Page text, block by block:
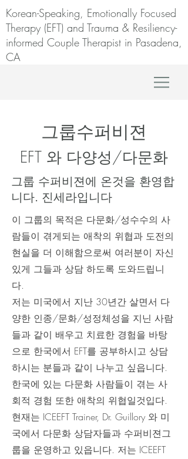
Korean-Speaking, Emotionally Focused
Therapy (EFT) and Trauma & Resiliency-
informed Couple Therapist in Pasadena,
CA
​그룹수퍼비젼
EFT 와 다양성/다문화
그룹 수퍼비젼에 온것을 환영합
니다. 진세라입니다
이 그룹의 목적은 다문화/성수수의 사
람들이 겪게되는 애착의 위협과 도전의
현실을 더 이해함으로써 여러분이 자신
있게 그들과 상담 하도록 도와드립니
다.
저는 미국에서 지난 30년간 살면서 다
양한 인종/문화/성정체성을 지닌 사람
들과 같이 배우고 치료한 경험을 바탕
으로 한국에서 EFT를 공부하시고 상담
하시는 분들과 같이 나누고 싶읍니다.
한국에 있는 다문화 사람들이 겪는 사
회적 경험 또한 애착의 위협일것입다.
현재는 ICEEFT Trainer, Dr. Guillory 와 미
국에서 다문화 상담자들과 수퍼비젼그
룹을 운영하고 있읍니다. 저는 ICEEFT